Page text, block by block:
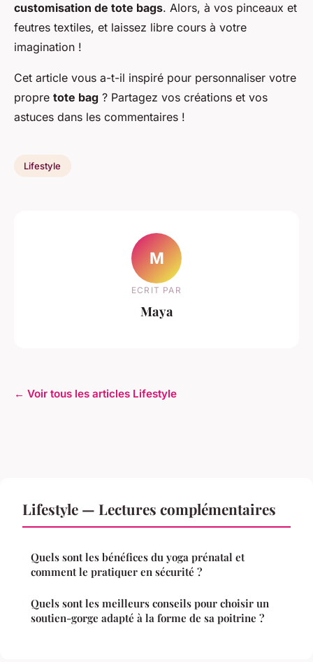
customisation de tote bags. Alors, à vos pinceaux et
feutres textiles, et laissez libre cours à votre
imagination !
Cet article vous a-t-il inspiré pour personnaliser votre
propre tote bag ? Partagez vos créations et vos
astuces dans les commentaires !
Lifestyle
M
ECRIT PAR
Maya
← Voir tous les articles Lifestyle
Lifestyle — Lectures complémentaires
Quels sont les bénéfices du yoga prénatal et
comment le pratiquer en sécurité ?
Quels sont les meilleurs conseils pour choisir un
soutien-gorge adapté à la forme de sa poitrine ?